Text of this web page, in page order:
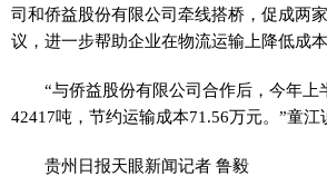
司和侨益股份有限公司牵线搭桥，促成两
议，进一步帮助企业在物流运输上降低成本
“与侨益股份有限公司合作后，今年上
42417吨，节约运输成本71.56万元。”童江
贵州日报天眼新闻记者 鲁毅